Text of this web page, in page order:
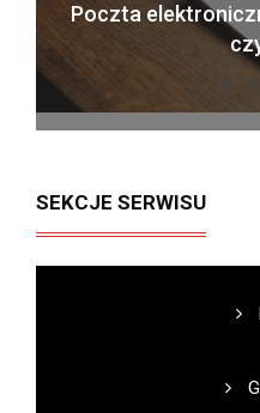
Poczta
4
SEKCJE SERWISU